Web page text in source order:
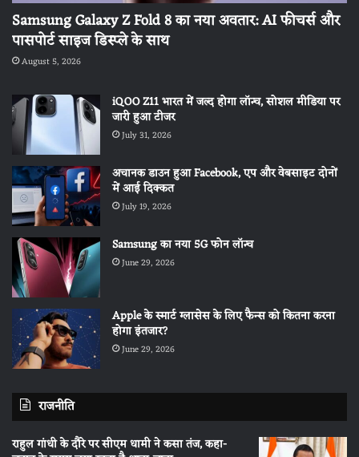
Samsung Galaxy Z Fold 8 का नया अवतार: AI फीचर्स और
पासपोर्ट साइज डिस्प्ले के साथ
August 5, 2026
iQOO Z11 भारत में जल्द होगा लॉन्च, सोशल मीडिया पर
जारी हुआ टीजर
July 31, 2026
अचानक डाउन हुआ Facebook, एप और वेबसाइट दोनों
में आई दिक्कत
July 19, 2026
Samsung का नया 5G फोन लॉन्च
June 29, 2026
Apple के स्मार्ट ग्लासेस के लिए फैन्स को कितना करना
होगा इंतजार?
June 29, 2026
राजनीति
राहुल गांधी के दौरे पर सीएम धामी ने कसा तंज, कहा-